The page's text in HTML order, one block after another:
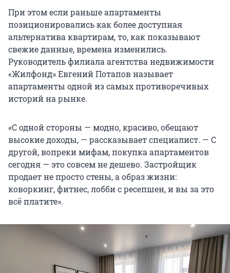
При этом если раньше апартаменты
позиционировались как более доступная
альтернатива квартирам, то, как показывают
свежие данные, времена изменились.
Руководитель филиала агентства недвижимости
«Жилфонд» Евгений Потапов называет
апартаменты одной из самых противоречивых
историй на рынке.
«С одной стороны — модно, красиво, обещают
высокие доходы, — рассказывает специалист. — С
другой, вопреки мифам, покупка апартаментов
сегодня — это совсем не дешево. Застройщик
продает не просто стены, а образ жизни:
коворкинг, фитнес, лобби с ресепшен, и вы за это
всё платите».